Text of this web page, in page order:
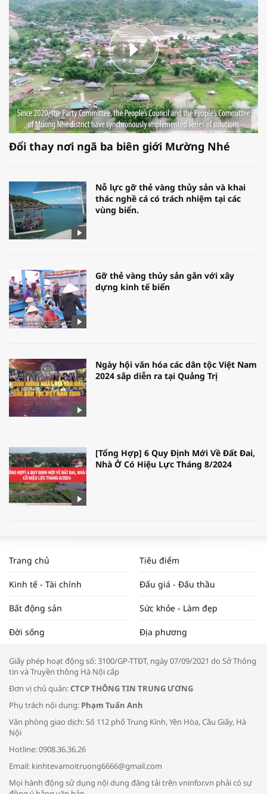
Đổi thay nơi ngã ba biên giới Mường Nhé
Nỗ lực gỡ thẻ vàng thủy sản và khai
thác nghề cá có trách nhiệm tại các
vùng biển.
Gỡ thẻ vàng thủy sản gắn với xây
dựng kinh tế biển
Ngày hội văn hóa các dân tộc Việt Nam
2024 sắp diễn ra tại Quảng Trị
[Tổng Hợp] 6 Quy Định Mới Về Đất Đai,
Nhà Ở Có Hiệu Lực Tháng 8/2024
NAM NĂM 2024 VÀ NĂM 2025 | NHỊP
ĐẬP THỊ TRƯỜNG #62
Tọa đàm “Xúc tiến thương mại: Khơi
Bác sĩ tư vấn cách phòng tránh bệnh
đường hô hấp trong thời tiết giao mùa
Trang chủ Tiêu điểm
Kinh tế - Tài chính Đấu giá - Đấu thầu
Bất động sản Sức khỏe - Làm đẹp
Đời sống Địa phương
Giấy phép hoạt động số: 3100/GP-TTĐT, ngày 07/09/2021 do Sở Thông
tin và Truyền thông Hà Nội cấp
Đơn vị chủ quản:CTCP THÔNG TIN TRUNG ƯƠNG
Phụ trách nội dung: Phạm Tuấn Anh
Văn phòng giao dịch: Số 112 phố Trung Kính, Yên Hòa, Cầu Giấy, Hà
Nội
Hotline: 0908.36.36.26
Email: kinhtevamoitruong6666@gmail.com
Mọi hành động sử dụng nội dung đăng tải trên vninfor.vn phải có sự